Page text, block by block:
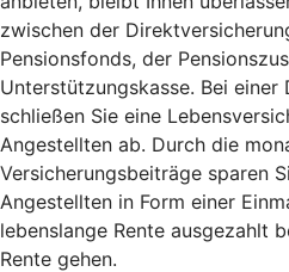
zwischen der
Pensionsfonds, der
Unterstützungskasse. Bei einer
schließen Sie eine
Angestellten ab. Durch die
Versicherungsbeiträge sparen
Angestellten in Form einer
lebenslange Rente ausgezahlt
Rente gehen.